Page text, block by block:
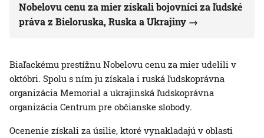
Nobelovu cenu za mier získali bojovníci za ľudské
práva z Bieloruska, Ruska a Ukrajiny
Biaľackému prestížnu Nobelovu cenu za mier udelili v
októbri. Spolu s ním ju získala i ruská ľudskoprávna
organizácia Memorial a ukrajinská ľudskoprávna
organizácia Centrum pre občianske slobody.
Ocenenie získali za úsilie, ktoré vynakladajú v oblasti